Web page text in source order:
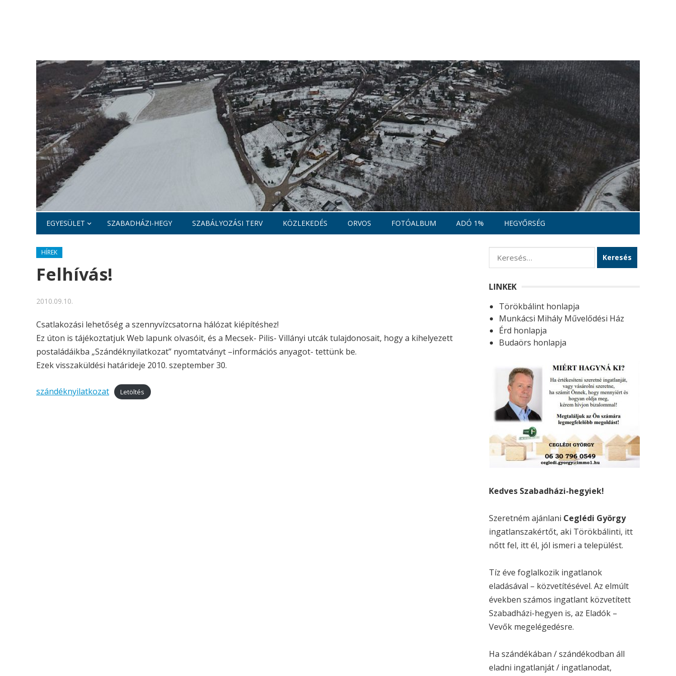
EGYESÜLET SZABADHÁZI-HEGY SZABÁLYOZÁSI TERV KÖZLEKEDÉS ORVOS FOTÓALBUM ADÓ 1% HEGYŐRSÉG
HÍREK
Felhívás!
2010.09.10.
Csatlakozási lehetőség a szennyvízcsatorna hálózat kiépítéshez!
Ez úton is tájékoztatjuk Web lapunk olvasóit, és a Mecsek- Pilis- Villányi utcák tulajdonosait, hogy a kihelyezett
postaládáikba „Szándéknyilatkozat” nyomtatványt –információs anyagot- tettünk be.
Ezek visszaküldési határideje 2010. szeptember 30.
szándéknyilatkozat Letöltés
e
s
é
s
LINKEK
Törökbálint honlapja
Munkácsi Mihály Művelődési Ház
Érd honlapja
Budaörs honlapja
Kedves Szabadházi-hegyiek!
Szeretném ajánlani Ceglédi György
ingatlanszakértőt, aki Törökbálinti, itt
nőtt fel, itt él, jól ismeri a települést.
Tíz éve foglalkozik ingatlanok
eladásával – közvetítésével. Az elmúlt
években számos ingatlant közvetített
Szabadházi-hegyen is, az Eladók –
Vevők megelégedésre.
Ha szándékában / szándékodban áll
eladni ingatlanját / ingatlanodat,